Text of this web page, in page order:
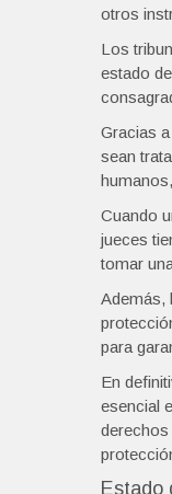
otros
Los
estado
Gracias
sean
Cuando
jueces
tomar
Además,
para
En
esencial
derechos
Estado